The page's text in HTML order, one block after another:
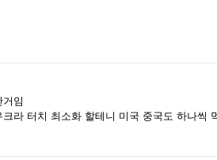
임
라 터치 최소화 할테니 미국 중국도 하나씩